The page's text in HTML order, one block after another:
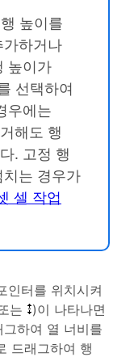
높이를
가하거나
높이가
선택하여
우에는
해도 행
. 고정 행
는 경우가
셀 작업
인터를 위치시켜
는
)이 나타나면
하여 열 너비를
드래그하여 행